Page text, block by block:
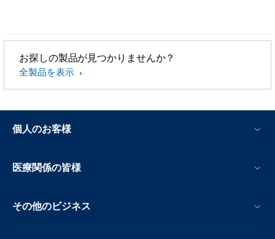
お探しの製品が見つかりませんか？
全製品を表示
個人のお客様
医療関係の皆様
その他のビジネス